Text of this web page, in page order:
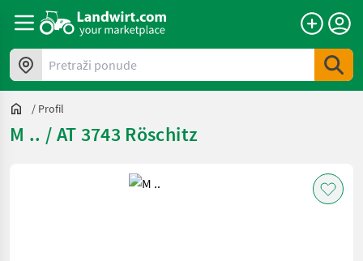
Pretraži ponude
/ Profil
M .. / AT 3743 Röschitz